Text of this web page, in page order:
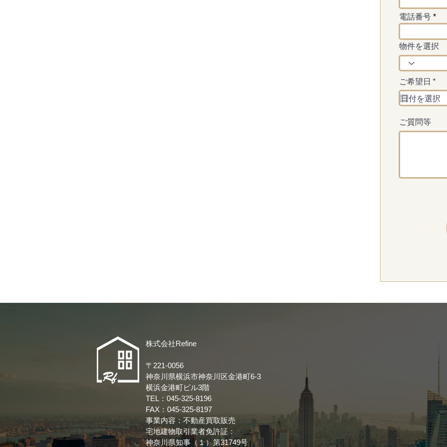
電話番号
物件を選択
ご希望日 *r
e
q
u
e
ご質問等
株式会社Refine
〒221-0056
神奈川県横浜市神奈川区金港町6-3
​横浜金港町ビル3階
TEL：045-325-8196
FAX：045-325-8197
事業内容：不動産買取販売
宅地建物取引業者免許証：
神奈川県知事（１）第31749号